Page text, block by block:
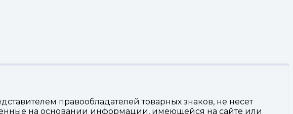
правообладателей товарных знаков, не несет
на основании информации, имеющейся на сайте или